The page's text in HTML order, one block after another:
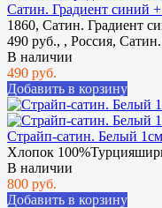
Сатин. Градиент синий
1860, Сатин. Градиент
490 руб., , Россия,
В наличии
490 руб.
Добавить в корзину
Страйп-сатин. Белый
Хлопок
В наличии
800 руб.
Добавить в корзину